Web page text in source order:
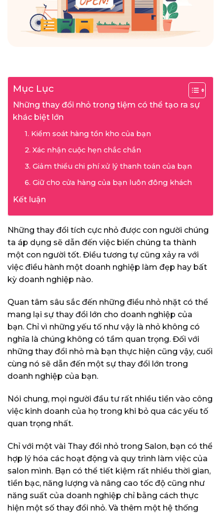
Mục Lục
Những thay đổi nhỏ trong tiệm có thể tạo ra sự
khác biệt lớn
1. Kiểm soát hàng tồn kho của bạn
2. Xác nhận cuộc hẹn chắc chắn
3. Giảm thiểu chi phí xử lý thanh toán của bạn
6. Giữ cho cửa hàng của bạn luôn đông khách
Kết luận
Những thay đổi tích cực nhỏ được con người chúng
ta áp dụng sẽ dẫn đến việc biến chúng ta thành
một con người tốt. Điều tương tự cũng xảy ra với
việc điều hành một doanh nghiệp làm đẹp hay bất
kỳ doanh nghiệp nào.
Quan tâm sâu sắc đến những điều nhỏ nhặt có thể
mang lại sự thay đổi lớn cho doanh nghiệp của
bạn. Chỉ vì những yếu tố như vậy là nhỏ không có
nghĩa là chúng không có tầm quan trọng. Đối với
những thay đổi nhỏ mà bạn thực hiện cũng vậy, cuối
cùng nó sẽ dẫn đến một sự thay đổi lớn trong
doanh nghiệp của bạn.
Nói chung, mọi người đầu tư rất nhiều tiền vào công
việc kinh doanh của họ trong khi bỏ qua các yếu tố
quan trọng nhất.
Chỉ với một vài Thay đổi nhỏ trong Salon, bạn có thể
hợp lý hóa các hoạt động và quy trình làm việc của
salon mình. Bạn có thể tiết kiệm rất nhiều thời gian,
tiền bạc, năng lượng và nâng cao tốc độ cũng như
năng suất của doanh nghiệp chỉ bằng cách thực
hiện một số thay đổi nhỏ. Và thêm một hệ thống